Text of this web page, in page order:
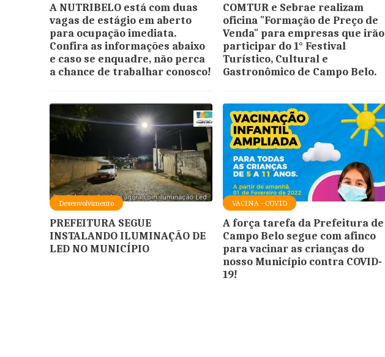
A NUTRIBELO está com duas
vagas de estágio em aberto
para ocupação imediata.
Confira as informações abaixo
e caso se enquadre, não perca
a chance de trabalhar conosco!
COMTUR e Sebrae realizam
oficina "Formação de Preço de
Venda" para empresas que irão
participar do 1° Festival
Turístico, Cultural e
Gastronômico de Campo Belo.
Desenvolvimento
PREFEITURA SEGUE
INSTALANDO ILUMINAÇÃO DE
LED NO MUNICÍPIO
VACINA - COVID
A força tarefa da Prefeitura de
Campo Belo segue com afinco
para vacinar as crianças do
nosso Município contra COVID-
19!